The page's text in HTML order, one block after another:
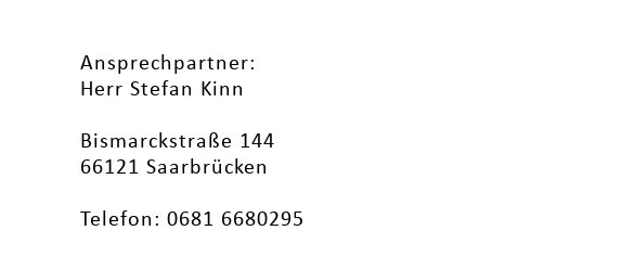
Ansprechpartner:
Herr Stefan Kinn
Bismarckstraße 144
66121 Saarbrücken
Telefon: 0681 6680295